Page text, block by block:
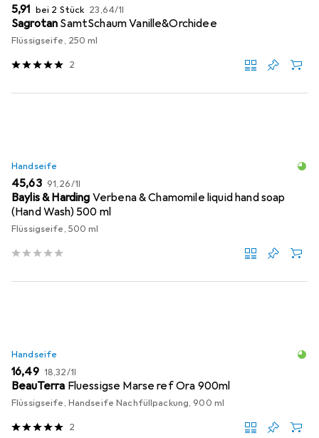
EUR
5,91 bei 2 Stück EUR
23,64/1l
Sagrotan SamtSchaum Vanille&Orchidee
Flüssigseife, 250 ml
2
Handseife
EUR
45,63 EUR
91,26/1l
Baylis & Harding Verbena & Chamomile liquid hand soap
(Hand Wash) 500 ml
Flüssigseife, 500 ml
Handseife
EUR
16,49 EUR
18,32/1l
BeauTerra Fluessigse Marse ref Ora 900ml
Flüssigseife, Handseife Nachfüllpackung, 900 ml
2